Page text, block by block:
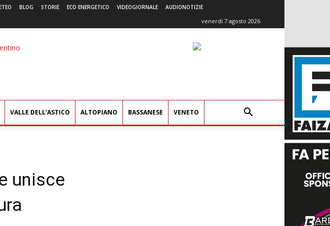
BLOG STORIE ECO ENERGETICO VIDEOGIORNALE AUDIONOTIZIE
venerdì 7 agosto 2026
VALLE DELL’ASTICO ALTOPIANO BASSANESE VENETO
unisce